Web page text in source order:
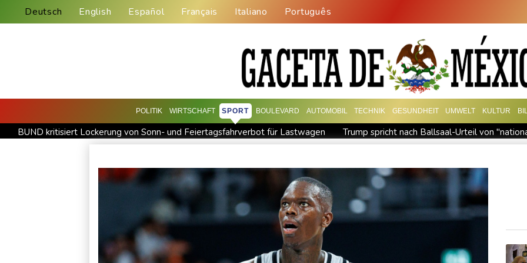
Deutsch English Español Français Italiano Português
POLITIK WIRTSCHAFT SPORT BOULEVARD AUTOMOBIL TECHNIK GESUNDHEIT UMWELT KULTUR
BUND kritisiert Lockerung von Sonn- und Feiertagsfahrverbot für Lastwagen
Trump spricht nach Ballsaal-Urteil von
US-Senat stimmt für umfassendes Sanktionspaket gegen Russland
"Rente mit 63": Unionsfraktionschef Frei offen für
Ceuta-Andrang: EU fordert von Meta und Tiktok Vorgehen gegen Falschinformationen
Rechter Hardliner De la Espriella
Infantino erhält Unterstützung aus Südamerika
Selenskyj erstmals seit Beginn von Ukraine-Krieg in Serbien - Treffen mit